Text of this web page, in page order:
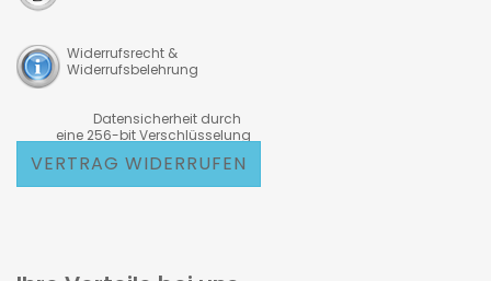
Widerrufsrecht &
Widerrufsbelehrung
Datensicherheit durch
eine 256-bit Verschlüsselung
VERTRAG WIDERRUFEN